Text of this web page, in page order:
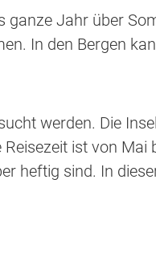
ganze Jahr über
In den Bergen
werden. Die
Reisezeit ist von
heftig sind. In